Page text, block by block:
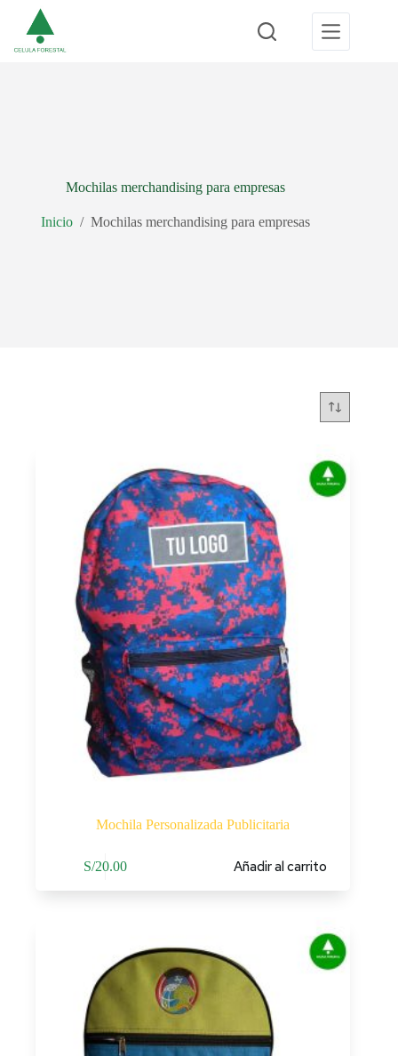
contenido
Mochilas merchandising para empresas
Inicio / Mochilas merchandising para empresas
Mochila Personalizada Publicitaria
S/20.00 Añadir al carrito